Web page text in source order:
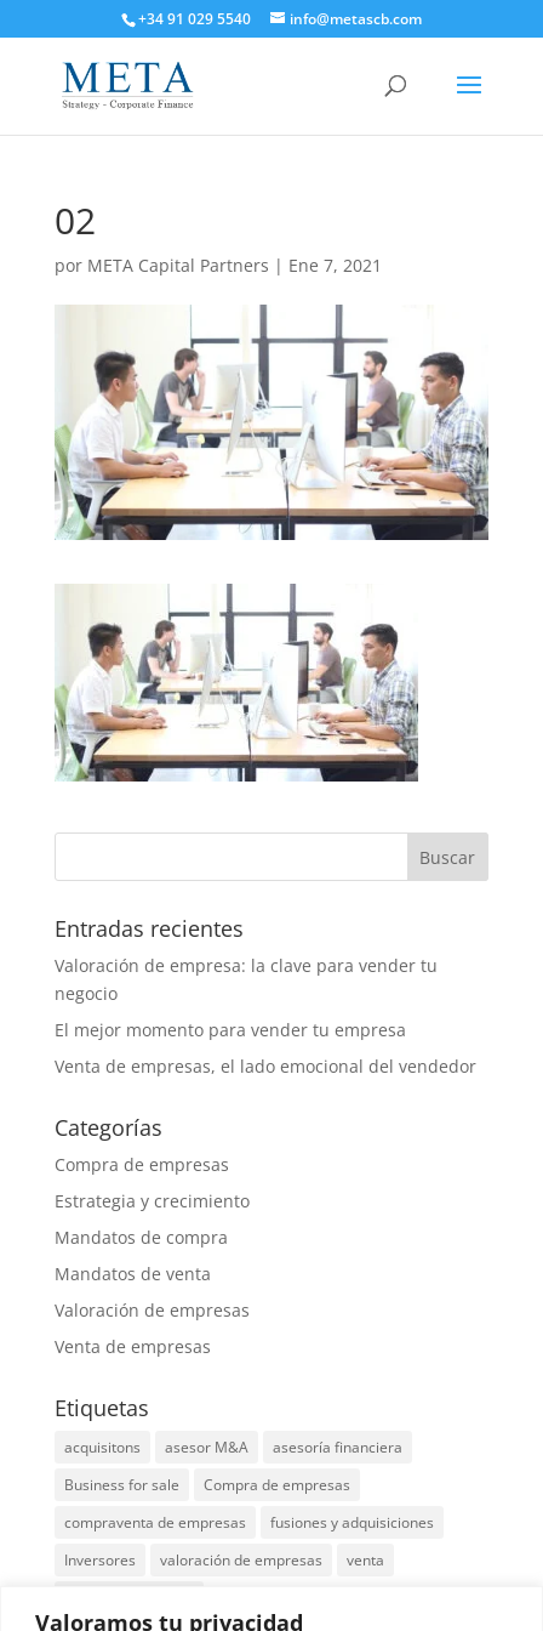
Valoramos tu privacidad
+34 91 029 5540 info@metascb.com
02
por META Capital Partners | Ene 7, 2021
Entradas recientes
Valoración de empresa: la clave para vender tu
negocio
El mejor momento para vender tu empresa
Venta de empresas, el lado emocional del vendedor
Categorías
Compra de empresas
Estrategia y crecimiento
Mandatos de compra
Mandatos de venta
Valoración de empresas
Venta de empresas
Etiquetas
acquisitons asesor M&A
asesoría financiera
Business for sale
Compra de empresas
compraventa de empresas
fusiones y adquisiciones
Inversores
valoración de empresas
venta